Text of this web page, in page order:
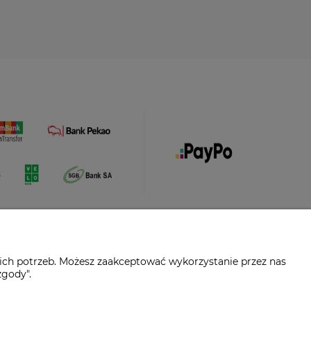
potrzeb. Możesz zaakceptować wykorzystanie przez nas